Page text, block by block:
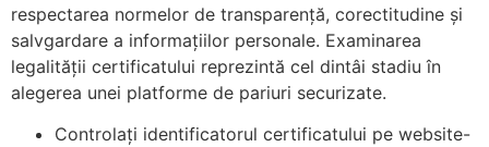
respectarea normelor de transparență, corectitudine și
salvgardare a informațiilor personale. Examinarea
legalității certificatului reprezintă cel dintâi stadiu în
alegerea unei platforme de pariuri securizate.
Controlați identificatorul certificatului pe website-